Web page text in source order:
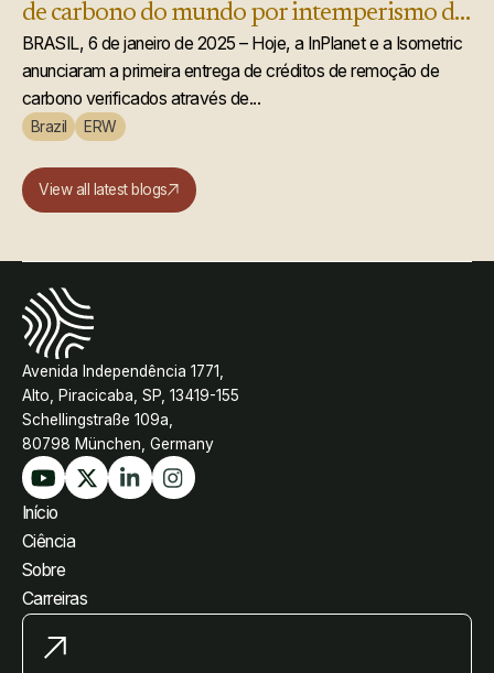
de carbono do mundo por intemperismo de
rochas aprimorado
BRASIL, 6 de janeiro de 2025 – Hoje, a InPlanet e a Isometric
anunciaram a primeira entrega de créditos de remoção de
carbono verificados através de...
Brazil ERW
View all latest blogs
Avenida Independência 1771,
Alto, Piracicaba, SP, 13419-155
Schellingstraße 109a,
80798 München, Germany
Início
Ciência
Sobre
Carreiras